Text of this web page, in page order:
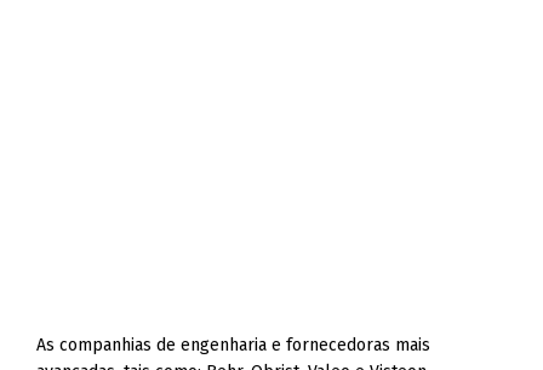
As companhias de engenharia e fornecedoras mais